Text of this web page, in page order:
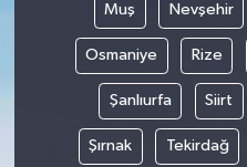
Muş Nevşehir
Osmaniye Rize
Şanlıurfa Siirt
Şırnak Tekirdağ